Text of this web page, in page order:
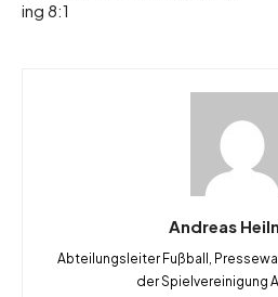
ing 8:1
Andreas
Abteilungsleiter Fußball,
der Spielvereinigung